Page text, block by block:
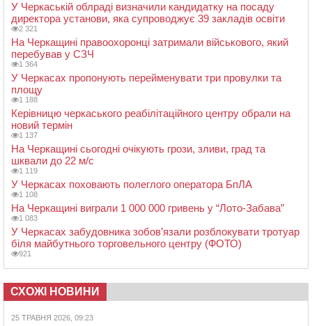
У Черкаській облраді визначили кандидатку на посаду
директора установи, яка супроводжує 39 закладів освіти
2 321
На Черкащині правоохоронці затримали військового, який
перебував у СЗЧ
1 364
У Черкасах пропонують перейменувати три провулки та
площу
1 188
Керівницю черкаського реабілітаційного центру обрали на
новий термін
1 137
На Черкащині сьогодні очікують грози, зливи, град та
шквали до 22 м/с
1 119
У Черкасах поховають полеглого оператора БпЛА
1 108
На Черкащині виграли 1 000 000 гривень у “Лото-Забава”
1 083
У Черкасах забудовника зобов’язали розблокувати тротуар
біля майбутнього торговельного центру (ФОТО)
921
СХОЖІ НОВИНИ
25 ТРАВНЯ 2026, 09:23